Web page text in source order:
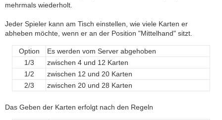
mehrmals wiederholt.
Jeder Spieler kann am Tisch einstellen, wie viele Karten er
abheben möchte, wenn er an der Position "Mittelhand" sitzt.
Option
Es werden vom Server abgehoben
1/3
zwischen 4 und 12 Karten
1/2
zwischen 12 und 20 Karten
2/3
zwischen 20 und 28 Karten
Das Geben der Karten erfolgt nach den Regeln